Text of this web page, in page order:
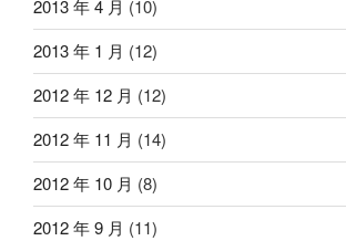
2013 年 4 月 (10)
2013 年 1 月 (12)
2012 年 12 月 (12)
2012 年 11 月 (14)
2012 年 10 月 (8)
2012 年 9 月 (11)